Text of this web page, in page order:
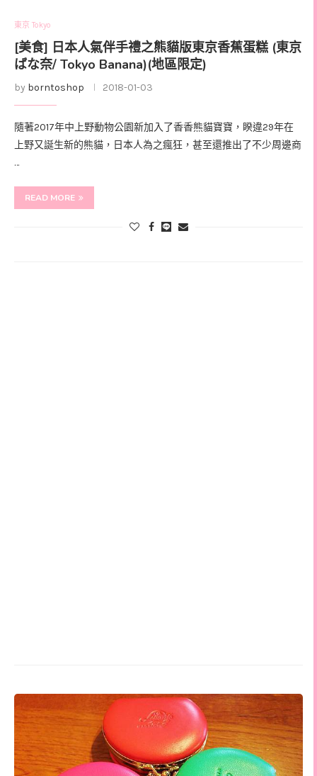
東京 Tokyo
[美食] 日本人氣伴手禮之熊貓版東京香蕉蛋糕 (東京
ばな奈/ Tokyo Banana)(地區限定)
by borntoshop 2018-01-03
隨著2017年中上野動物公園新加入了香香熊貓寶寶，睽違29年在
上野又誕生新的熊貓，日本人為之瘋狂，甚至還推出了不少周邊商
…
READ MORE